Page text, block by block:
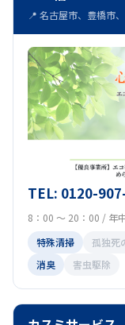
📍 名古屋市、豊橋市
TEL: 0120-
8：00 ～ 20：00 / 年
特殊清掃
孤独死
消臭
害虫駆除